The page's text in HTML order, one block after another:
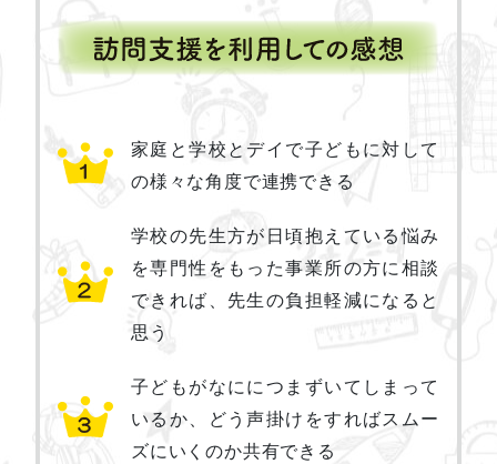
家庭と学校とデイで子どもに対して
の様々な角度で連携できる
学校の先生方が日頃抱えている悩み
を専門性をもった事業所の方に相談
できれば、先生の負担軽減になると
思う
子どもがなににつまずいてしまって
いるか、どう声掛けをすればスムー
ズにいくのか共有できる